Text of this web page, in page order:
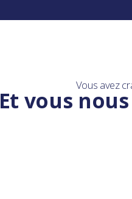
Vous avez
Et vous